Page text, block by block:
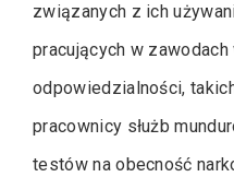
związanych z ich
pracujących w
odpowiedzialności,
pracownicy służb
testów na obecność